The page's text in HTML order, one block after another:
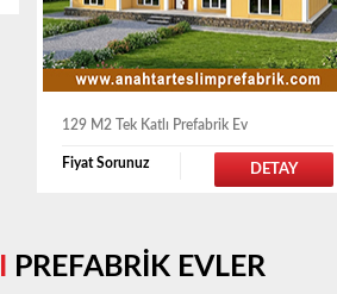
129 M2 Tek Katlı Prefabrik Ev
Fiyat Sorunuz DETAY
PREFABRİK EVLER